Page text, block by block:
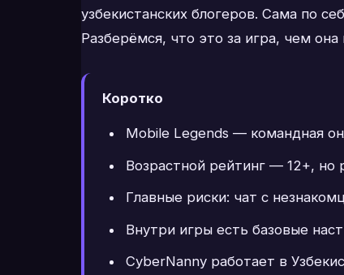
узбекистанских блогеров. Сама по
Разберёмся, что это за игра, чем
Коротко
Mobile Legends — командная
Возрастной рейтинг — 12+,
Главные риски: чат с
Внутри игры есть базовые
CyberNanny работает в